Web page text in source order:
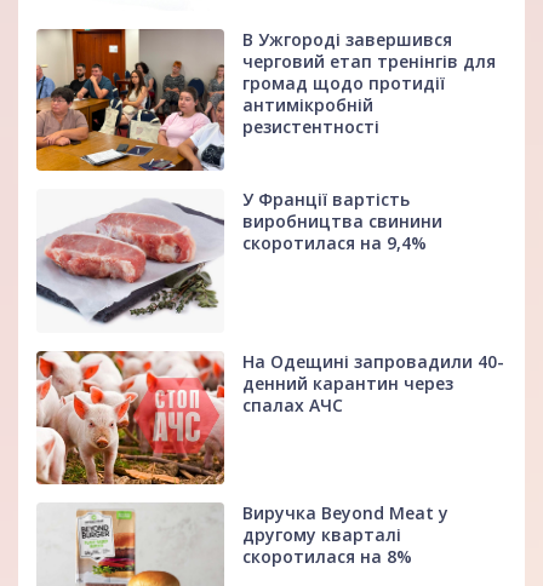
В Ужгороді завершився
черговий етап тренінгів для
громад щодо протидії
антимікробній
резистентності
У Франції вартість
виробництва свинини
скоротилася на 9,4%
На Одещині запровадили 40-
денний карантин через
спалах АЧС
Виручка Beyond Meat у
другому кварталі
скоротилася на 8%